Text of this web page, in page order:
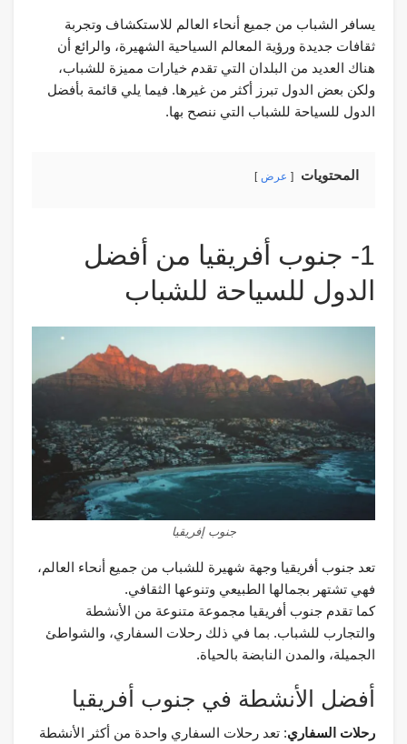
يسافر الشباب من جميع أنحاء العالم للاستكشاف وتجربة
ثقافات جديدة ورؤية المعالم السياحية الشهيرة، والرائع أن
هناك العديد من البلدان التي تقدم خيارات مميزة للشباب،
ولكن بعض الدول تبرز أكثر من غيرها. فيما يلي قائمة بأفضل
الدول للسياحة للشباب التي ننصح بها.
المحتويات عرض
1- جنوب أفريقيا من أفضل
الدول للسياحة للشباب
جنوب إفريقيا
تعد جنوب أفريقيا وجهة شهيرة للشباب من جميع أنحاء العالم،
فهي تشتهر بجمالها الطبيعي وتنوعها الثقافي.
كما تقدم جنوب أفريقيا مجموعة متنوعة من الأنشطة
والتجارب للشباب. بما في ذلك رحلات السفاري، والشواطئ
الجميلة، والمدن النابضة بالحياة.
أفضل الأنشطة في جنوب أفريقيا
رحلات السفاري: تعد رحلات السفاري واحدة من أكثر الأنشطة